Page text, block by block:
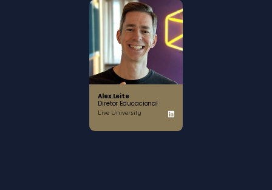
Alex Leite
Diretor Educacional
Live University